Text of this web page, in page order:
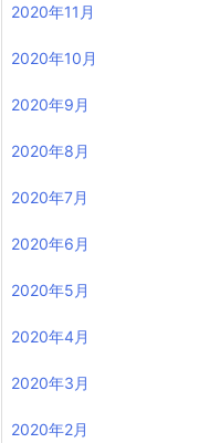
2020年11月
2020年10月
2020年9月
2020年8月
2020年7月
2020年6月
2020年5月
2020年4月
2020年3月
2020年2月